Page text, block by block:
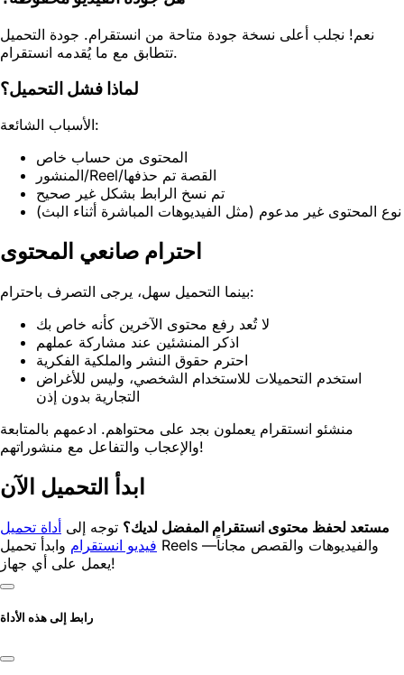
نعم! نجلب أعلى نسخة جودة متاحة من انستقرام. جودة التحميل
تتطابق مع ما يُقدمه انستقرام.
لماذا فشل التحميل؟
الأسباب الشائعة:
المحتوى من حساب خاص
المنشور/Reel/القصة تم حذفها
تم نسخ الرابط بشكل غير صحيح
نوع المحتوى غير مدعوم (مثل الفيديوهات المباشرة أثناء البث)
احترام صانعي المحتوى
بينما التحميل سهل، يرجى التصرف باحترام:
لا تُعد رفع محتوى الآخرين كأنه خاص بك
اذكر المنشئين عند مشاركة عملهم
احترم حقوق النشر والملكية الفكرية
استخدم التحميلات للاستخدام الشخصي، وليس للأغراض
التجارية بدون إذن
منشئو انستقرام يعملون بجد على محتواهم. ادعمهم بالمتابعة
والإعجاب والتفاعل مع منشوراتهم!
ابدأ التحميل الآن
مستعد لحفظ محتوى انستقرام المفضل لديك؟ توجه إلى أداة تحميل
فيديو انستقرام وابدأ تحميل Reels والفيديوهات والقصص مجاناً—
يعمل على أي جهاز!
رابط إلى هذه الأداة